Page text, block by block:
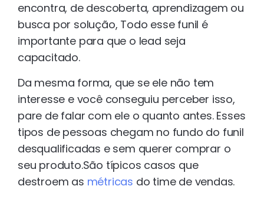
encontra, de descoberta, aprendizagem ou
busca por solução, Todo esse funil é
importante para que o lead seja
capacitado.
Da mesma forma, que se ele não tem
interesse e você conseguiu perceber isso,
pare de falar com ele o quanto antes. Esses
tipos de pessoas chegam no fundo do funil
desqualificadas e sem querer comprar o
seu produto.São típicos casos que
destroem as métricas do time de vendas.